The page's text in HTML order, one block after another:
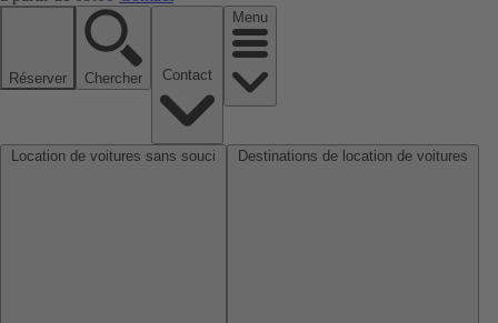
Réserver Chercher
Menu